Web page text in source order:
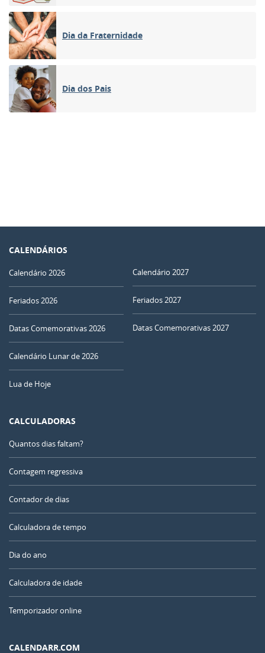
Dia da Fraternidade
Dia dos Pais
CALENDÁRIOS
Calendário 2026
Feriados 2026
Datas Comemorativas 2026
Calendário Lunar de 2026
Lua de Hoje
Calendário 2027
Feriados 2027
Datas Comemorativas 2027
CALCULADORAS
Quantos dias faltam?
Contagem regressiva
Contador de dias
Calculadora de tempo
Dia do ano
Calculadora de idade
Temporizador online
CALENDARR.COM